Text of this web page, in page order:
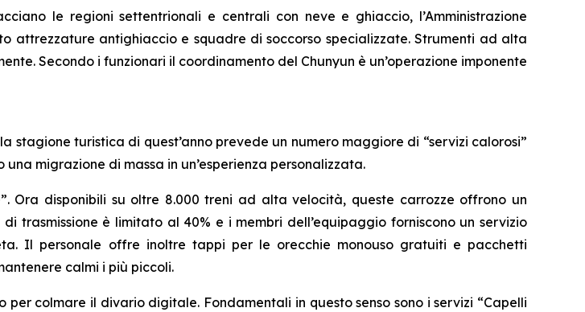
le regioni settentrionali e centrali con neve e ghiaccio, l’Amministrazione
attrezzature antighiaccio e squadre di soccorso specializzate. Strumenti ad alta
Secondo i funzionari il coordinamento del Chunyun è un’operazione imponente
stagione turistica di quest’anno prevede un numero maggiore di “servizi calorosi”
migrazione di massa in un’esperienza personalizzata.
Ora disponibili su oltre 8.000 treni ad alta velocità, queste carrozze offrono un
è limitato al 40% e i membri dell’equipaggio forniscono un servizio
Il personale offre inoltre tappi per le orecchie monouso gratuiti e pacchetti
calmi i più piccoli.
colmare il divario digitale. Fondamentali in questo senso sono i servizi “Capelli